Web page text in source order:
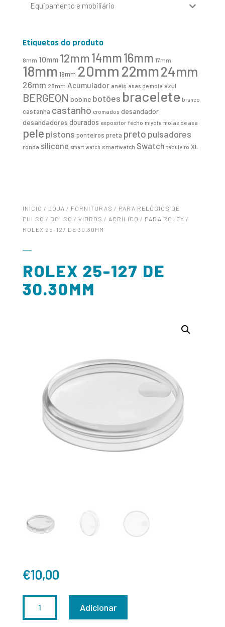
Equipamento e mobiliário
Etiquetas do produto
8mm 10mm 12mm14mm16mm 17mm
18mm 19mm 20mm 22mm24mm
26mm 28mm Acumulador anéis asas de mola azul
BERGEON bobine botões bracelete branco
castanha castanho cromados desandador
desandadores dourados expositor fecho miyota molas de asa
pele pistons ponteiros preta preto pulsadores
ronda silicone smart watch smartwatch Swatch tabuleiro XL
INÍCIO / LOJA / FORNITURAS / PARA RELÓGIOS DE
PULSO / BOLSO / VIDROS / ACRÍLICO / PARA ROLEX /
ROLEX 25-127 DE 30.30MM
ROLEX 25-127 DE
30.30MM
€10,00
DE
Adicionar